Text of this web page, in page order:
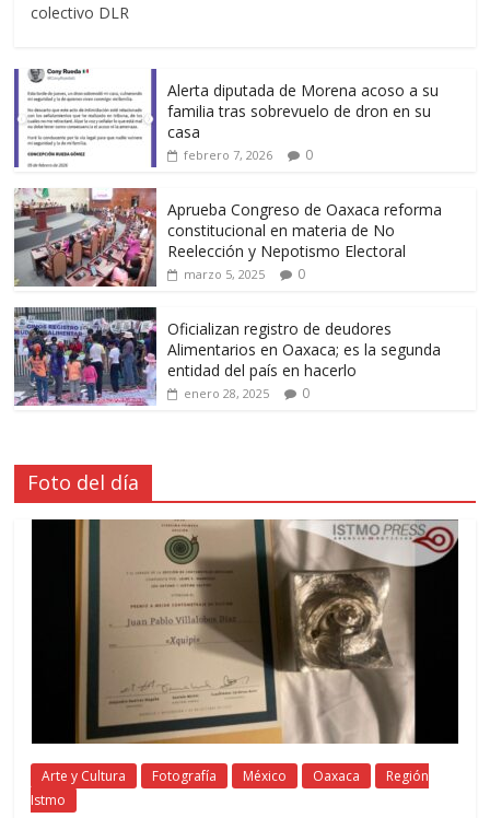
colectivo DLR
Alerta diputada de Morena acoso a su
familia tras sobrevuelo de dron en su
casa
febrero 7, 2026 0
Aprueba Congreso de Oaxaca reforma
constitucional en materia de No
Reelección y Nepotismo Electoral
marzo 5, 2025 0
Oficializan registro de deudores
Alimentarios en Oaxaca; es la segunda
entidad del país en hacerlo
enero 28, 2025 0
Foto del día
Arte y Cultura Fotografía México Oaxaca
Región
Istmo